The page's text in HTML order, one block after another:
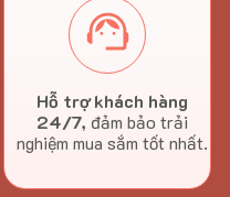
Hỗ trợ khách hàng
24/7, đảm bảo trải
nghiệm mua sắm tốt nhất.